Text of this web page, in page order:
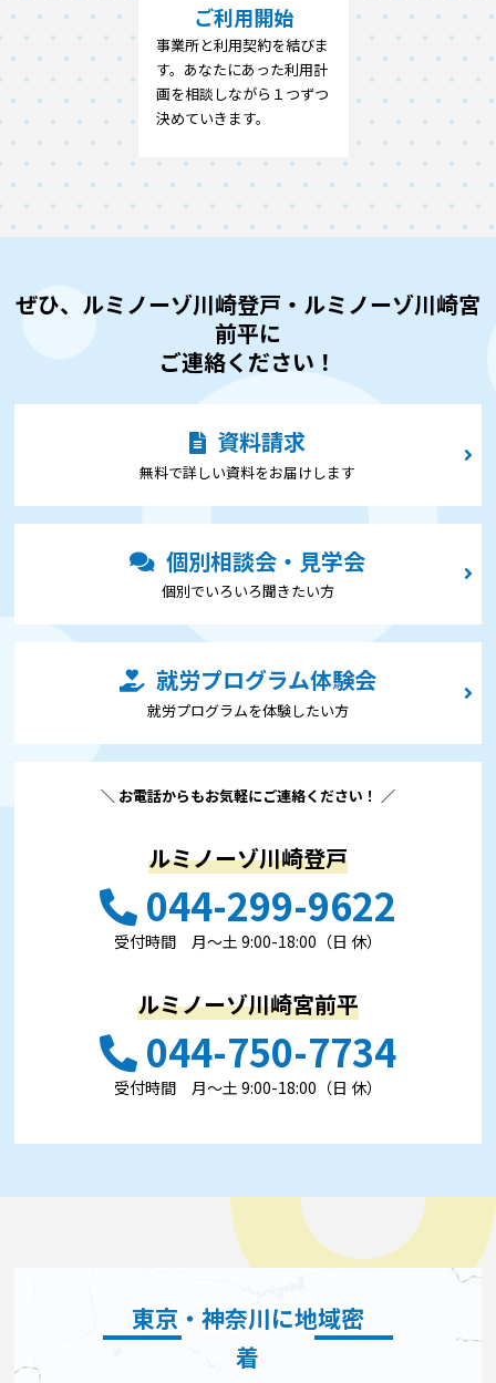
ご利用開始
事業所と利用契約を結びま
す。あなたにあった利用計
画を相談しながら１つずつ
決めていきます。
ぜひ、ルミノーゾ川崎登戸・ルミノーゾ川崎宮
前平に
ご連絡ください！
資料請求
無料で詳しい資料をお届けします
個別相談会・見学会
個別でいろいろ聞きたい⽅
就労プログラム体験会
就労プログラムを体験したい⽅
＼ お電話からもお気軽にご連絡ください！ ／
ルミノーゾ川崎登戸
044-299-9622
受付時間 ⽉〜⼟ 9:00-18:00（日 休）
ルミノーゾ川崎宮前平
044-750-7734
受付時間 ⽉〜⼟ 9:00-18:00（日 休）
東京・神奈川に地域密
着